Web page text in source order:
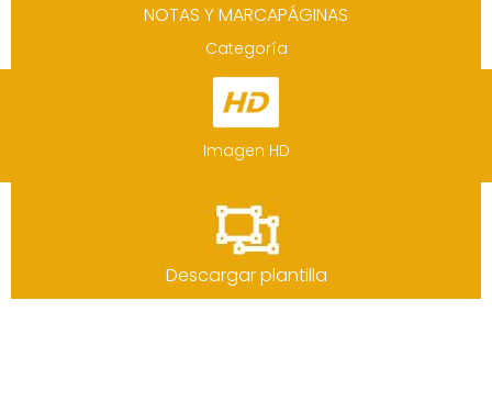
NOTAS Y MARCAPÁGINAS
Categoría
Imagen HD
Descargar plantilla